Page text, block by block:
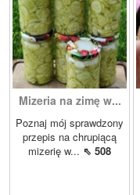
Mizeria na zimę w...
Poznaj mój sprawdzony
przepis na chrupiącą
mizerię w... ⇖ 508